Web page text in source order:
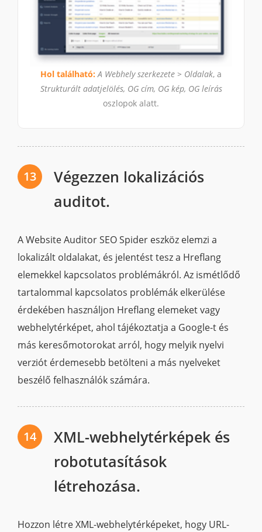
Hol található: A Webhely szerkezete > Oldalak, a
Strukturált adatjelölés, OG cím, OG kép, OG leírás
oszlopok alatt.
13
Végezzen lokalizációs
auditot.
A Website Auditor SEO Spider eszköz elemzi a
lokalizált oldalakat, és jelentést tesz a Hreflang
elemekkel kapcsolatos problémákról. Az ismétlődő
tartalommal kapcsolatos problémák elkerülése
érdekében használjon Hreflang elemeket vagy
webhelytérképet, ahol tájékoztatja a Google-t és
más keresőmotorokat arról, hogy melyik nyelvi
verziót érdemesebb betölteni a más nyelveket
beszélő felhasználók számára.
14
XML-webhelytérképek és
robotutasítások
létrehozása.
Hozzon létre XML-webhelytérképeket, hogy URL-